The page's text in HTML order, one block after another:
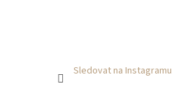
Sledovat na Instagramu